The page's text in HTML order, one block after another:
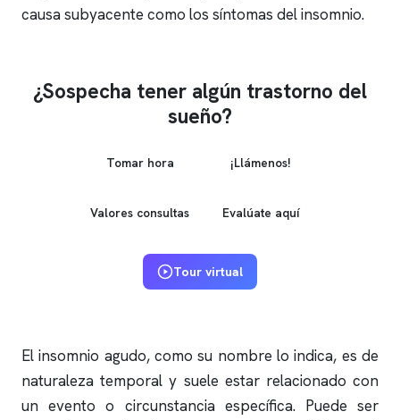
causa subyacente como los síntomas delinsomnio.
¿Sospecha tener algún trastorno del
sueño?
Tomar hora ¡Llámenos!
Valores consultas Evalúate aquí
Tour virtual
Elinsomnio agudo, como su nombre lo indica, es de
naturaleza temporal y suele estar relacionado con
un evento o circunstancia específica. Puede ser